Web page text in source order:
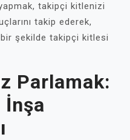
takipçi kitlenizi
takip ederek,
şekilde takipçi kitlesi
Parlamak: